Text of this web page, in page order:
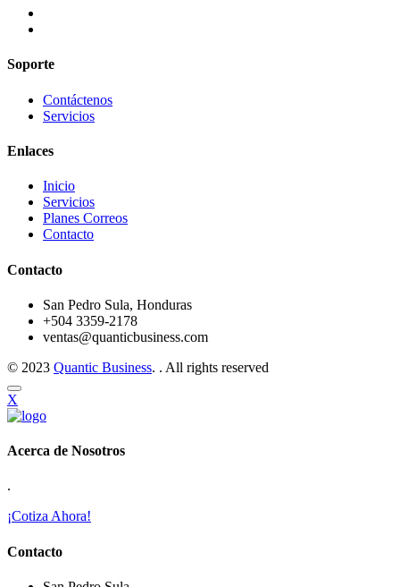
Soporte
Contáctenos
Servicios
Enlaces
Inicio
Servicios
Planes Correos
Contacto
Contacto
San Pedro Sula, Honduras
+504 3359-2178
ventas@quanticbusiness.com
© 2023 Quantic Business. . All rights reserved
X
Acerca de Nosotros
.
¡Cotiza Ahora!
Contacto